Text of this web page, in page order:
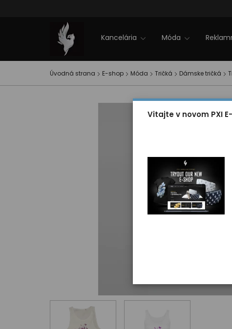
Vitajte v novom PXI E-
Kancelária Móda
Firemné akcie
NOVINKY 2025
Zľavy
Zimná kolekcia PXI
EVENT PXI
Kontakt
Úvodná strana E-shop Móda Tričká Dámske tričká